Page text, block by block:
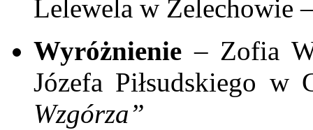
Lelewela w Żelechowie
Wyróżnienie – Zofia
Józefa Piłsudskiego
Wzgórza”